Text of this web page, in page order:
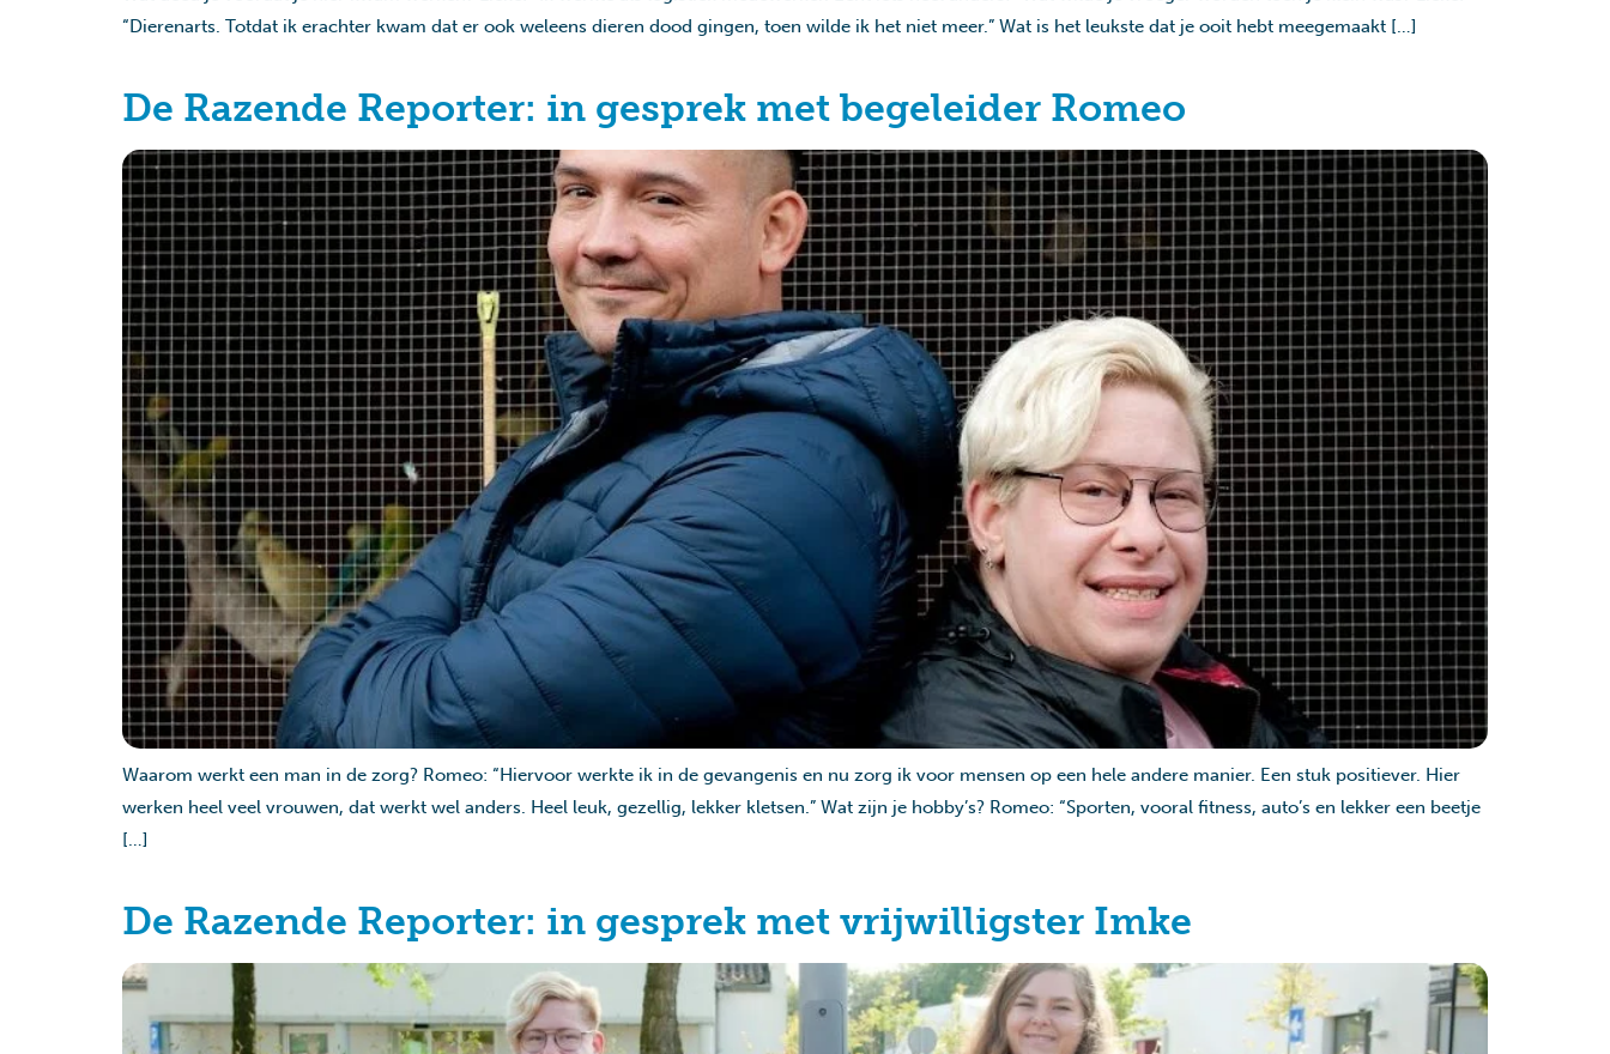
“Dierenarts. Totdat ik erachter kwam dat er ook weleens dieren dood gingen, toen wilde ik het niet meer.” Wat is het leukste dat je ooit hebt meegemaakt […]
De Razende Reporter: in gesprek met begeleider Romeo
Waarom werkt een man in de zorg? Romeo: “Hiervoor werkte ik in de gevangenis en nu zorg ik voor mensen op een hele andere manier. Een stuk positiever. Hier
werken heel veel vrouwen, dat werkt wel anders. Heel leuk, gezellig, lekker kletsen.” Wat zijn je hobby’s? Romeo: “Sporten, vooral fitness, auto’s en lekker een beetje
[…]
De Razende Reporter: in gesprek met vrijwilligster Imke